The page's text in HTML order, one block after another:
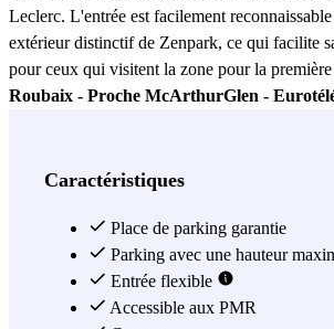
Leclerc. L'entrée est facilement
extérieur distinctif de Zenpark, ce qui facilite
pour ceux qui visitent la zone pour la
Roubaix - Proche McArthurGlen -
boutiques de marques de luxe à prix réduits.
besoin d'accéder rapidement aux transports
déplacement vers d'autres zones de la ville ou
se trouve à seulement quelques minutes en
distingue non seulement par son emplacement
Caractéristiques
Place de parking garantie
Parking avec une hauteur
Entrée flexible
Accessible aux PMR